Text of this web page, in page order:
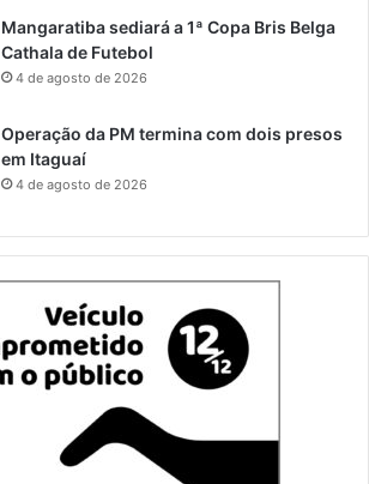
Mangaratiba sediará a 1ª Copa Bris Belga
Cathala de Futebol
4 de agosto de 2026
Operação da PM termina com dois presos
em Itaguaí
4 de agosto de 2026